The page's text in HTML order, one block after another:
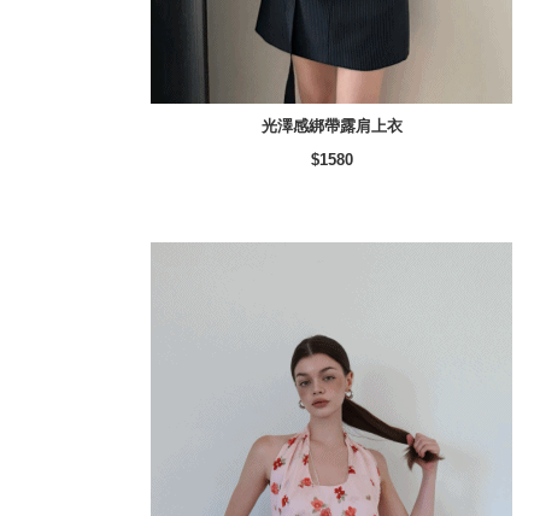
光澤感綁帶露肩上衣
$1580